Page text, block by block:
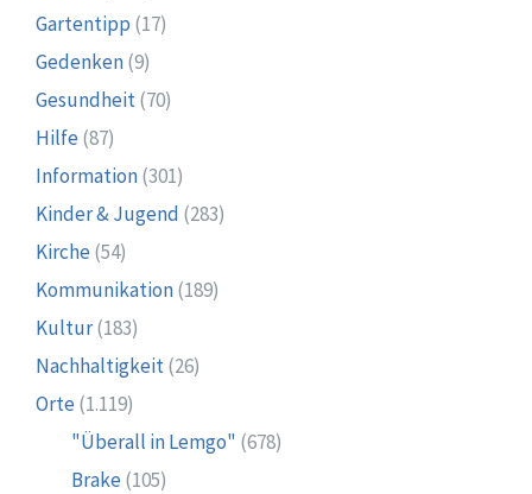
Gartentipp (17)
Gedenken(9)
Gesundheit(70)
Hilfe (87)
Information(301)
Kinder & Jugend (283)
Kirche (54)
Kommunikation(189)
Kultur(183)
Nachhaltigkeit(26)
Orte (1.119)
"Überall in Lemgo" (678)
Brake (105)